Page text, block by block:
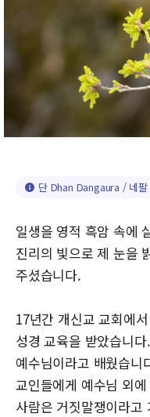
단 Dhan Dangaura / 네팔
일생을 영적 흑암 속에
진리의 빛으로 제 눈을
주셨습니다.
17년간 개신교 교회에
성경 교육을 받았습니
예수님이라고 배웠습니
교인들에게 예수님 외
사람은 거짓말쟁이라고